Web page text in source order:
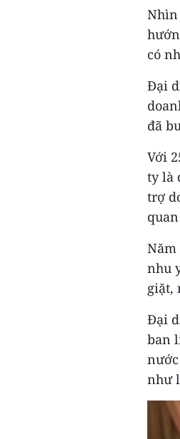
Nhìn
có
Đại
đã
Với
ty là
trợ
Năm
nhu
giặt,
Đại
ban
như